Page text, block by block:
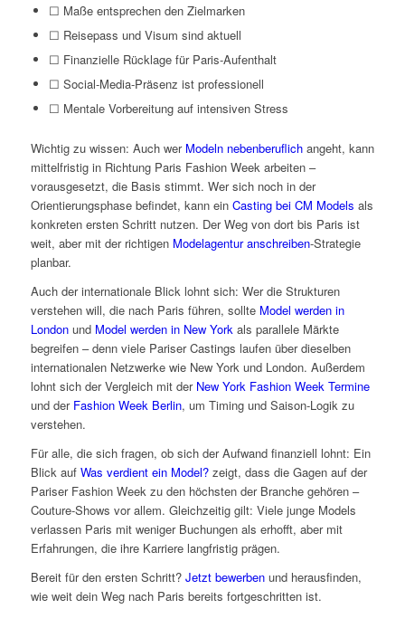
☐ Maße entsprechen den Zielmarken
☐ Reisepass und Visum sind aktuell
☐ Finanzielle Rücklage für Paris-Aufenthalt
☐ Social-Media-Präsenz ist professionell
☐ Mentale Vorbereitung auf intensiven Stress
Wichtig zu wissen: Auch wer Modeln nebenberuflichangeht, kann
mittelfristig in Richtung Paris Fashion Week arbeiten –
vorausgesetzt, die Basis stimmt. Wer sich noch in der
Orientierungsphase befindet, kann ein Casting bei CM Models als
konkreten ersten Schritt nutzen. Der Weg von dort bis Paris ist
weit, aber mit der richtigen Modelagentur anschreiben-Strategie
planbar.
Auch der internationale Blick lohnt sich: Wer die Strukturen
verstehen will, die nach Paris führen, sollte Model werden in
Londonund Model werden in New Yorkals parallele Märkte
begreifen – denn viele Pariser Castings laufen über dieselben
internationalen Netzwerke wie New York und London. Außerdem
lohnt sich der Vergleich mit der New York Fashion Week Termine
und der Fashion Week Berlin, um Timing und Saison-Logik zu
verstehen.
Für alle, die sich fragen, ob sich der Aufwand finanziell lohnt: Ein
Blick auf Was verdient ein Model?zeigt, dass die Gagen auf der
Pariser Fashion Week zu den höchsten der Branche gehören –
Couture-Shows vor allem. Gleichzeitig gilt: Viele junge Models
verlassen Paris mit weniger Buchungen als erhofft, aber mit
Erfahrungen, die ihre Karriere langfristig prägen.
Bereit für den ersten Schritt? Jetzt bewerbenund herausfinden,
wie weit dein Weg nach Paris bereits fortgeschritten ist.